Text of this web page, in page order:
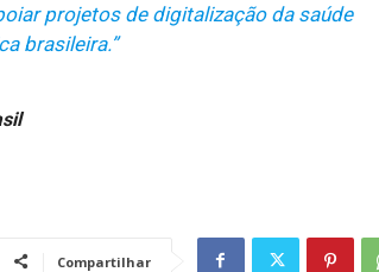
projetos de digitalização da saúde
brasileira.”
Compartilhar